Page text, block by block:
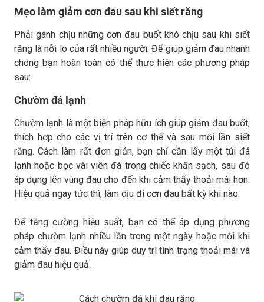
Mẹo làm giảm cơn đau sau khi siết răng
Phải gánh chịu những cơn đau buốt khó chịu sau khi siết
răng là nỗi lo của rất nhiều người. Để giúp giảm đau nhanh
chóng bạn hoàn toàn có thể thực hiện các phương pháp
sau:
Chườm đá lạnh
Chườm lạnh là một biện pháp hữu ích giúp giảm đau buốt,
thích hợp cho các vị trí trên cơ thể và sau mỗi lần siết
răng. Cách làm rất đơn giản, bạn chỉ cần lấy một túi đá
lạnh hoặc bọc vài viên đá trong chiếc khăn sạch, sau đó
áp dụng lên vùng đau cho đến khi cảm thấy thoải mái hơn.
Hiệu quả ngay tức thì, làm dịu đi cơn đau bất kỳ khi nào.
Để tăng cường hiệu suất, bạn có thể áp dụng phương
pháp chườm lạnh nhiều lần trong một ngày hoặc mỗi khi
cảm thấy đau. Điều này giúp duy trì tình trạng thoải mái và
giảm đau hiệu quả.